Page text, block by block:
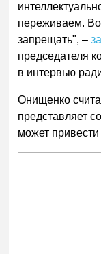
переживаем.
запрещать", –
председателя
в интервью
Онищенко
представляет
может